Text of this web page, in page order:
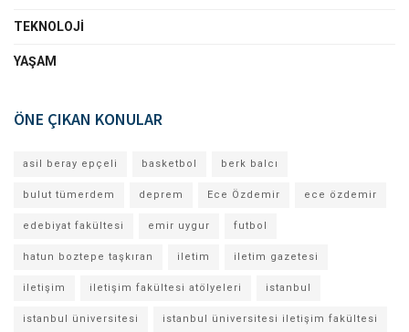
TEKNOLOJI
YAŞAM
ÖNE ÇIKAN KONULAR
asil beray epçeli basketbol berk balcı
bulut tümerdem deprem Ece Özdemir ece özdemir
edebiyat fakültesi emir uygur futbol
hatun boztepe taşkıran iletim iletim gazetesi
iletişim iletişim fakültesi atölyeleri istanbul
istanbul üniversitesi istanbul üniversitesi iletişim fakültesi